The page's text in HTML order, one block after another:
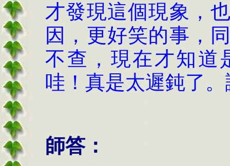
才發現這個現象，
因，更好笑的事，
不查，現在才知道
哇！真是太遲鈍了。
師答：